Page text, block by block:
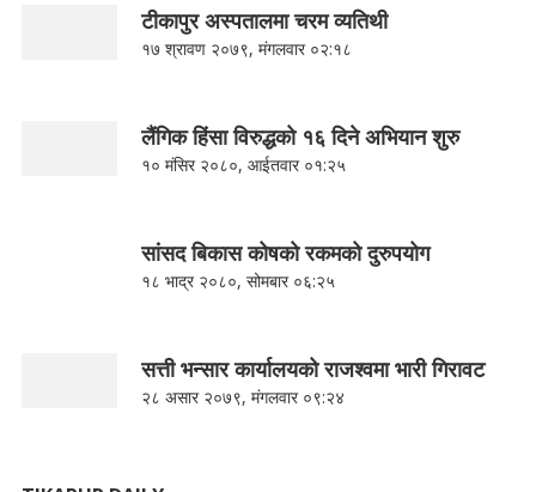
टीकापुर अस्पतालमा चरम व्यतिथी
१७ श्रावण २०७९, मंगलवार ०२:१८
लैंगिक हिंसा विरुद्धको १६ दिने अभियान शुरु
१० मंसिर २०८०, आईतवार ०१:२५
सांसद बिकास कोषको रकमको दुरुपयोग
१८ भाद्र २०८०, सोमबार ०६:२५
सत्ती भन्सार कार्यालयको राजश्वमा भारी गिरावट
२८ असार २०७९, मंगलवार ०९:२४